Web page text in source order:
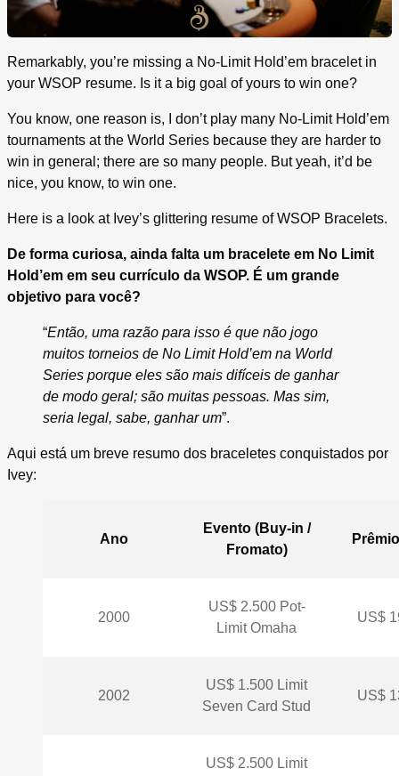
Remarkably, you’re missing a No-Limit Hold’em bracelet in
your WSOP resume. Is it a big goal of yours to win one?
You know, one reason is, I don’t play many No-Limit Hold’em
tournaments at the World Series because they are harder to
win in general; there are so many people. But yeah, it’d be
nice, you know, to win one.
Here is a look at Ivey’s glittering resume of WSOP Bracelets.
De forma curiosa, ainda falta um bracelete em No Limit
Hold’em em seu currículo da WSOP. É um grande
objetivo para você?
“Então, uma razão para isso é que não jogo
muitos torneios de No Limit Hold’em na World
Series porque eles são mais difíceis de ganhar
de modo geral; são muitas pessoas. Mas sim,
seria legal, sabe, ganhar um”.
Aqui está um breve resumo dos braceletes conquistados por
Ivey:
Ano
Evento (Buy-in /
Fromato)
2000
US$ 2.500 Pot-
Limit Omaha
US$
2002
US$ 1.500 Limit
Seven Card Stud
US$
US$ 2.500 Limit